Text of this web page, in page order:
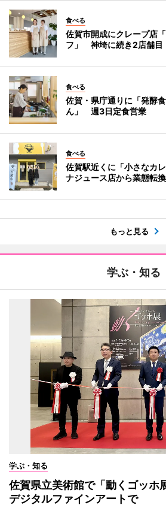
食べる
佐賀市開成にクレープ店
フ」 神埼に続き2店舗目
食べる
佐賀・県庁通りに「発酵
ん」 週3日定食営業
食べる
佐賀駅近くに「小さなカ
ナジュース店から業態転換
もっと見る
学ぶ・知る
学ぶ・知る
佐賀県立美術館で「動くゴッ
デジタルファインアートで